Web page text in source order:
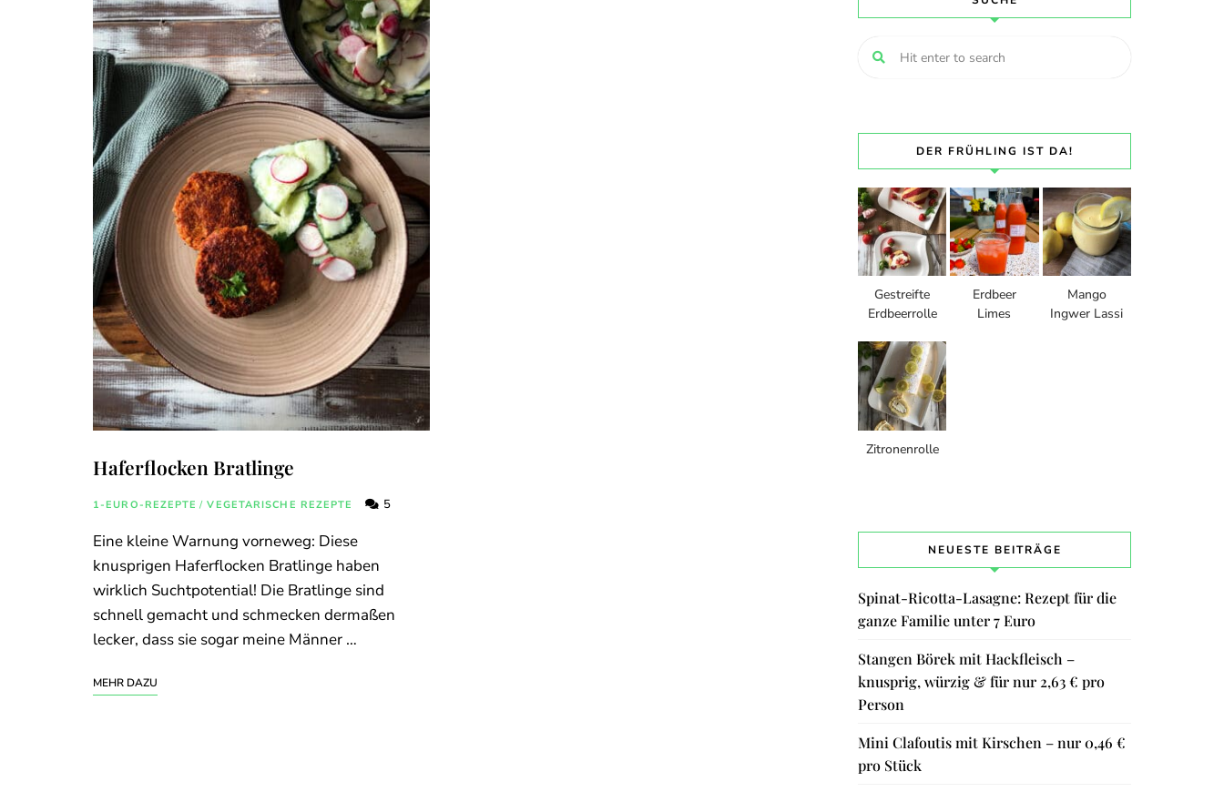
Haferflocken Bratlinge
1-EURO-REZEPTE / VEGETARISCHE REZEPTE 5
Eine kleine Warnung vorneweg: Diese
knusprigen Haferflocken Bratlinge haben
wirklich Suchtpotential! Die Bratlinge sind
schnell gemacht und schmecken dermaßen
lecker, dass sie sogar meine Männer …
MEHR DAZU
DER FRÜHLING IST DA!
Gestreifte
Erdbeerrolle
Erdbeer
Limes
Mango
Ingwer Lassi
Zitronenrolle
NEUESTE BEITRÄGE
Spinat-Ricotta-Lasagne: Rezept für die
ganze Familie unter 7 Euro
Stangen Börek mit Hackfleisch –
knusprig, würzig & für nur 2,63 € pro
Person
Mini Clafoutis mit Kirschen – nur 0,46 €
pro Stück